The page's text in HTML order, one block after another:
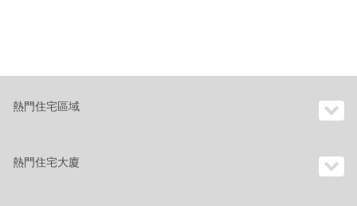
熱門住宅區域
熱門住宅大廈